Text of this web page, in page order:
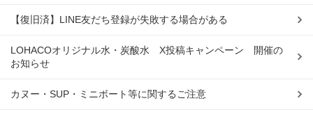
【復旧済】LINE友だち登録が失敗する場合がある
LOHACOオリジナル水・炭酸水 X投稿キャンペーン 開催の
お知らせ
カヌー・SUP・ミニボート等に関するご注意